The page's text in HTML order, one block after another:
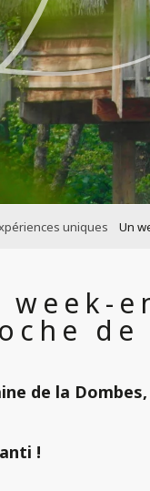
uniques Un
week-
de
de la Dombes
!